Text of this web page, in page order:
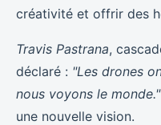
créativité et offrir des
Travis Pastrana,
déclaré : "Les drones
nous voyons le monde."
une nouvelle vision.